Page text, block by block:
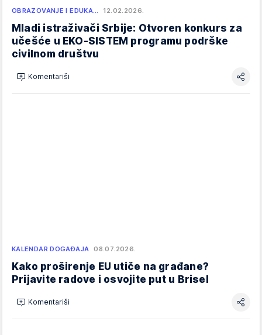
OBRAZOVANJE I EDUKA… 12.02.2026.
Mladi istraživači Srbije: Otvoren konkurs za
učešće u EKO-SISTEM programu podrške
civilnom društvu
Komentariši
KALENDAR DOGAĐAJA 08.07.2026.
Kako proširenje EU utiče na građane?
Prijavite radove i osvojite put u Brisel
Komentariši